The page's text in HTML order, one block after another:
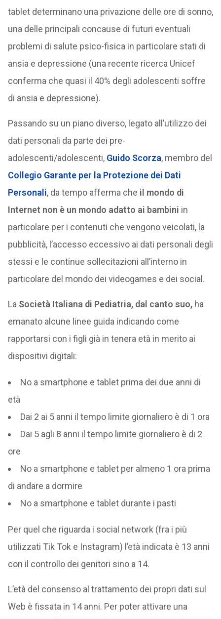
tablet determinano una privazione delle ore di sonno,
una delle principali concause di futuri eventuali
problemi di salute psico-fisica in particolare stati di
ansia e depressione (una recente ricerca Unicef
conferma che quasi il 40% degli adolescenti soffre
di ansia e depressione).
Passando su un piano diverso, legato all’utilizzo dei
dati personali da parte dei pre-
adolescenti/adolescenti, Guido Scorza, membro del
Collegio Garante per la Protezione dei Dati
Personali, da tempo afferma che il mondo di
Internet non è un mondo adatto ai bambini in
particolare per i contenuti che vengono veicolati, la
pubblicità, l’accesso eccessivo ai dati personali degli
stessi e le continue sollecitazioni all’interno in
particolare del mondo dei videogames e dei social.
La Società Italiana di Pediatria, dal canto suo,ha
emanato alcune linee guida indicando come
rapportarsi con i figli già in tenera età in merito ai
dispositivi digitali:
No a smartphone e tablet prima dei due anni di
età
Dai 2 ai 5 anni il tempo limite giornaliero è di 1 ora
Dai 5 agli 8 anni il tempo limite giornaliero è di 2
ore
No a smartphone e tablet per almeno 1 ora prima
di andare a dormire
No a smartphone e tablet durante i pasti
Per quel che riguarda i social network (fra i più
utilizzati Tik Tok e Instagram) l’età indicata è 13 anni
con il controllo dei genitori sino a 14.
L’età del consenso al trattamento dei propri dati sul
Web è fissata in 14 anni. Per poter attivare una